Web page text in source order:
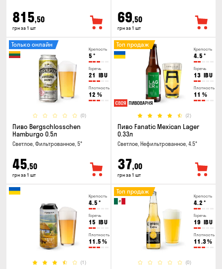
815,50
грн за 1 шт
69,50
грн за 1 шт
Крепость
5 °
Горечь
21 IBU
Плотность
12 %
(0)
Только онлайн
Пиво Bergschlosschen
Hamburgo 0.5л
Светлое, Фильтрованное, 5°
45,50
грн за 1 шт
Крепость
4.5 °
Горечь
13 IBU
Плотность
11 %
(2)
Топ продаж
Пиво Fanatic Mexican Lager
0.33л
Светлое, Нефильтрованное, 4.5°
37,00
грн за 1 шт
Крепость
4.5 °
Горечь
15 IBU
Плотность
11.5 %
(1)
Крепость
4.2 °
Горечь
19 IBU
Плотность
11.3%
(0)
Топ продаж